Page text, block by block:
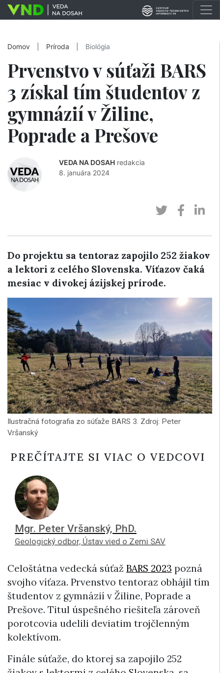
Domov Príroda Biológia
Prvenstvo v súťaži BARS
3 získal tím študentov z
gymnázií v Žiline,
Poprade a Prešove
VEDA NA DOSAH redakcia
8. januára 2024
Do projektu sa tentoraz zapojilo 252 žiakov
a lektori z celého Slovenska. Víťazov čaká
mesiac v divokej ázijskej prírode.
Ilustračná fotografia zo súťaže BARS 3. Zdroj: Peter
Vršanský
PREČÍTAJTE SI VIAC O VEDCOVI
Mgr. Peter Vršanský, PhD.
Geologický odbor, Ústav vied o Zemi SAV
Celoštátna vedecká súťaž BARS 2023 pozná
svojho víťaza. Prvenstvo tentoraz obhájil tím
študentov z gymnázií v Žiline, Poprade a
Prešove. Titul úspešného riešiteľa zároveň
porotcovia udelili deviatim trojčlenným
kolektívom.
Finále súťaže, do ktorej sa zapojilo 252